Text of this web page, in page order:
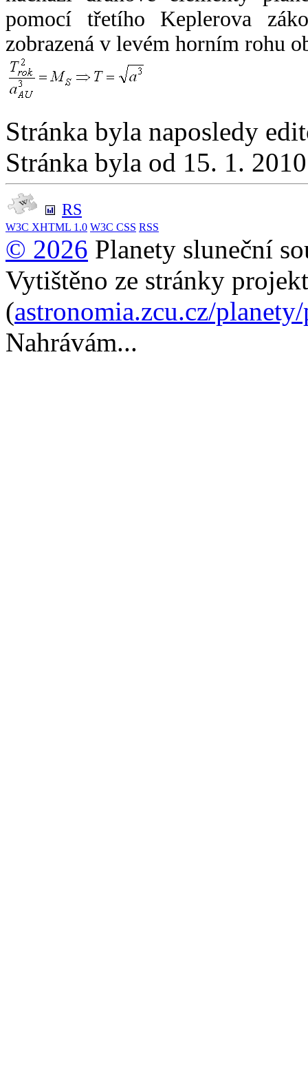
pomocí třetího Keplerova
zobrazená v levém horním rohu
Stránka byla naposledy
Stránka byla od 15. 1.
RS
W3C XHTML 1.0 W3C CSS RSS
© 2026 Planety sluneční
Vytištěno ze stránky
(astronomia.zcu.cz/
Nahrávám...